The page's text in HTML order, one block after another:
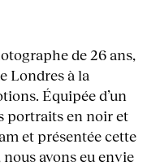
de 26 ans,
Londres à la
Équipée d’un
portraits en noir et
et présentée cette
avons eu envie